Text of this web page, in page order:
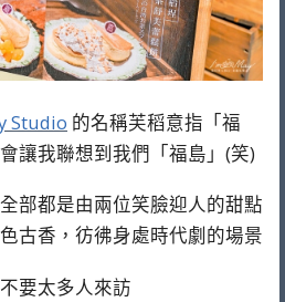
Studio 的名稱芙稻意指「福
讓我聯想到我們「福島」(笑)
部都是由兩位笑臉迎人的甜點
古香，彷彿身處時代劇的場景
要太多人來訪